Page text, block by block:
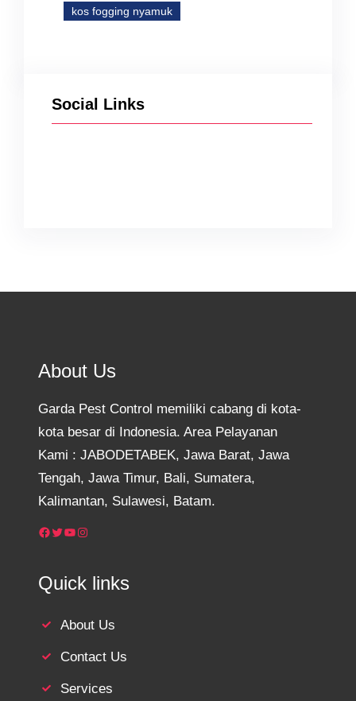
kos fogging nyamuk
Social Links
About Us
Garda Pest Control memiliki cabang di kota-
kota besar di Indonesia. Area Pelayanan
Kami : JABODETABEK, Jawa Barat, Jawa
Tengah, Jawa Timur, Bali, Sumatera,
Kalimantan, Sulawesi, Batam.
Facebook Twitter YouTube Instagram
Quick links
About Us
Contact Us
Services